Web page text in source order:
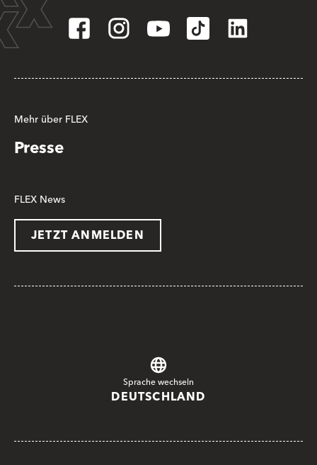
Mehr über FLEX
Presse
FLEX News
JETZT ANMELDEN
Sprache wechseln
DEUTSCHLAND